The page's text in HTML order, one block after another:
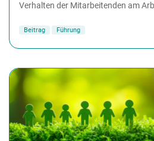
Verhalten der Mitarbeitenden am
Beitrag Führung